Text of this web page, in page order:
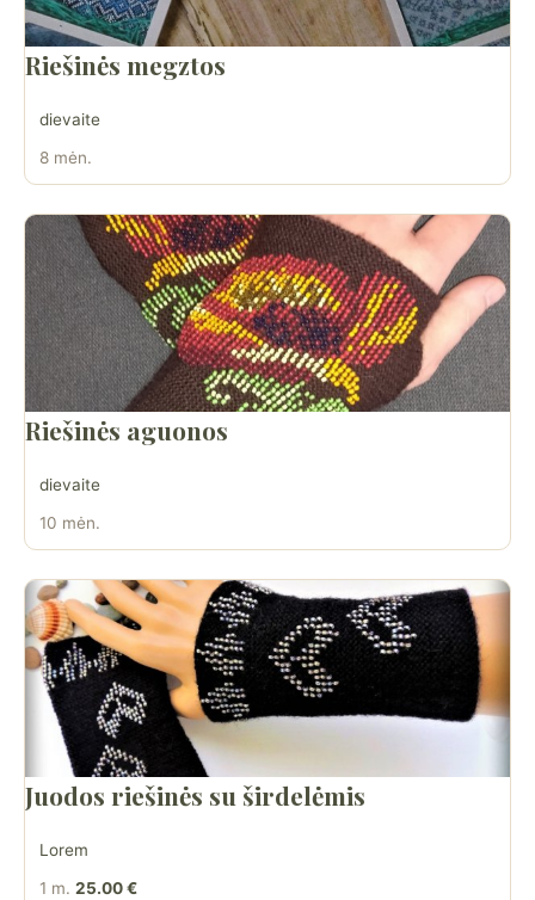
Riešinės megztos
dievaite
8 mėn.
Riešinės aguonos
dievaite
10 mėn.
Juodos riešinės su širdelėmis
Lorem
1 m. 25.00 €